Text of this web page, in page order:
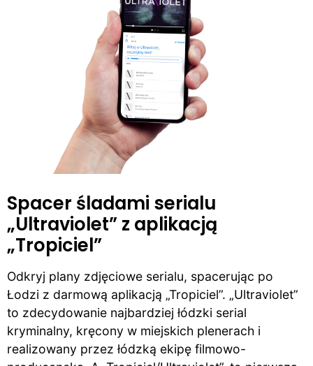
Spacer śladami serialu
„Ultraviolet” z aplikacją
„Tropiciel”
Odkryj plany zdjęciowe serialu, spacerując po
Łodzi z darmową aplikacją „Tropiciel”. „Ultraviolet”
to zdecydowanie najbardziej łódzki serial
kryminalny, kręcony w miejskich plenerach i
realizowany przez łódzką ekipę filmowo-